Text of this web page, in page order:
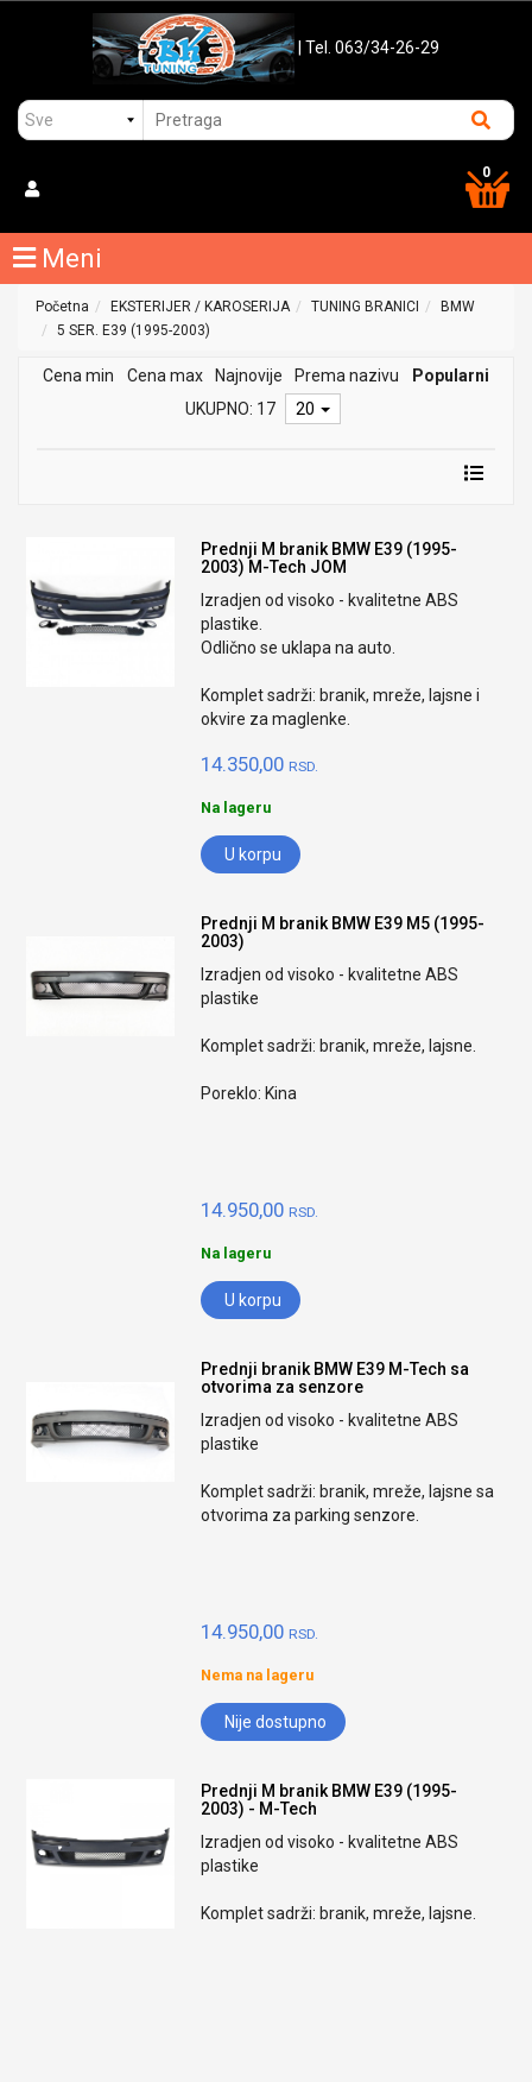
| Tel. 063/34-26-29
0
Meni
Početna EKSTERIJER / KAROSERIJA TUNING BRANICI
BMW
5 SER. E39 (1995-2003)
Cena min Cena max Najnovije Prema nazivu
Popularni
UKUPNO: 17
20
Prednji M branik BMW E39 (1995-
2003) M-Tech JOM
Izradjen od visoko - kvalitetne ABS
plastike.
Odlično se uklapa na auto.
Komplet sadrži: branik, mreže, lajsne i
okvire za maglenke.
14.350,00 RSD.
Na lageru
U korpu
Prednji M branik BMW E39 M5 (1995-
2003)
Izradjen od visoko - kvalitetne ABS
plastike
Komplet sadrži: branik, mreže, lajsne.
Poreklo: Kina
14.950,00 RSD.
Na lageru
U korpu
Prednji branik BMW E39 M-Tech sa
otvorima za senzore
Izradjen od visoko - kvalitetne ABS
plastike
Komplet sadrži: branik, mreže, lajsne sa
otvorima za parking senzore.
14.950,00 RSD.
Nema na lageru
Nije dostupno
Prednji M branik BMW E39 (1995-
2003) - M-Tech
Izradjen od visoko - kvalitetne ABS
plastike
Komplet sadrži: branik, mreže, lajsne.